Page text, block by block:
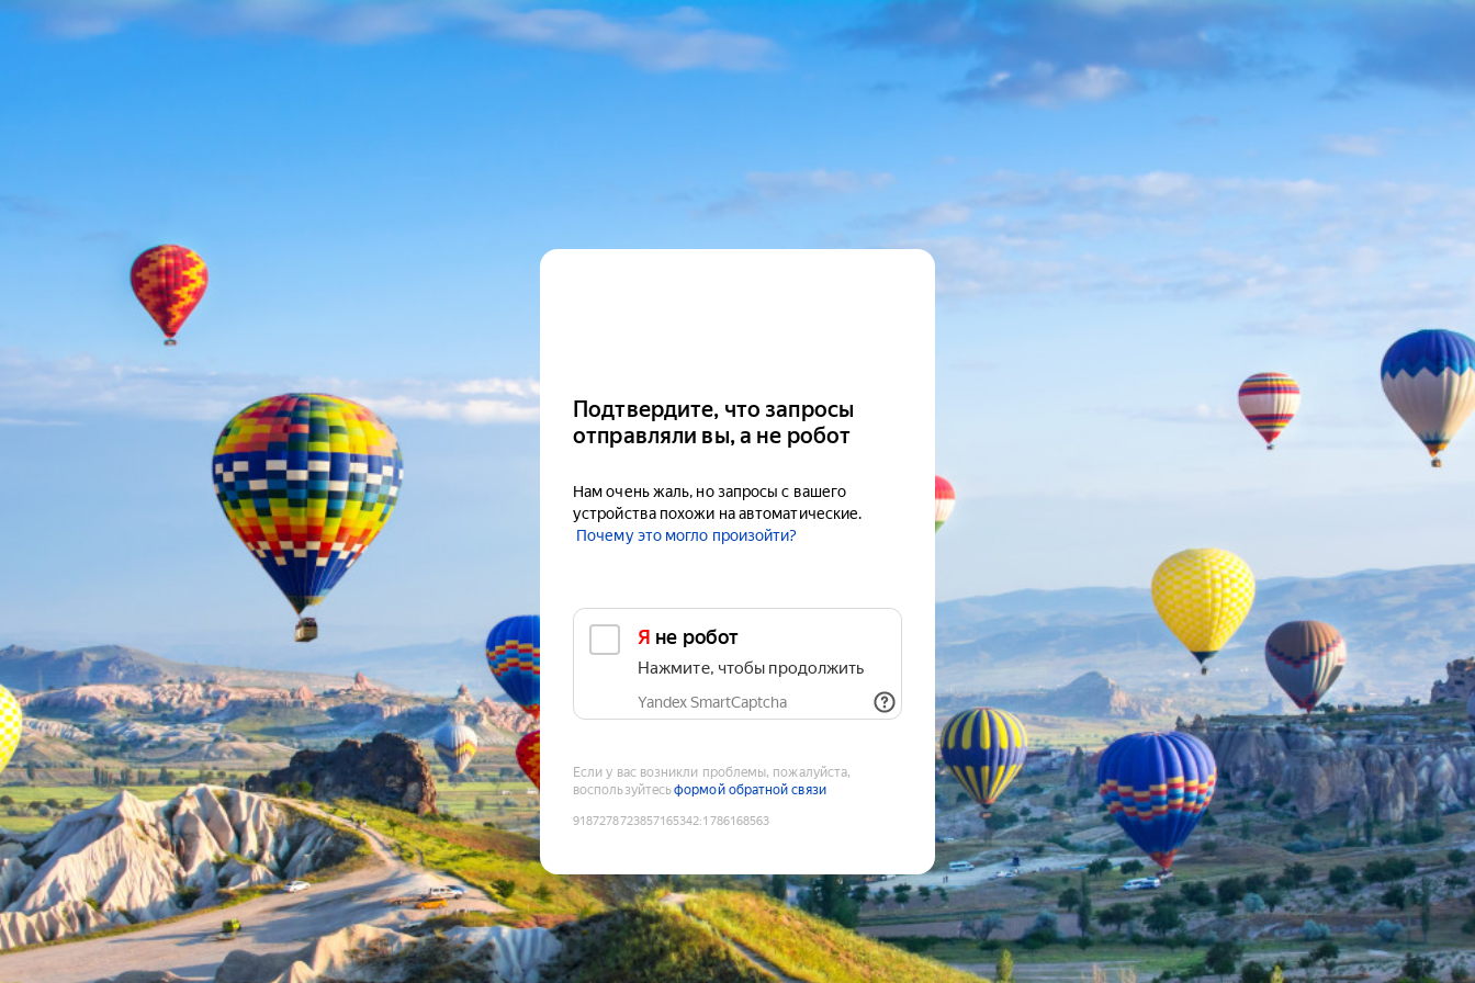
Подтвердите, что запросы
отправляли вы, а не робот
Нам очень жаль, но запросы с вашего
устройства похожи на автоматические.
Почему это могло произойти?
Я не робот
Нажмите, чтобы продолжить
Yandex SmartCaptcha
Если у вас возникли проблемы, пожалуйста,
воспользуйтесьформой обратной связи
9187278723857165342:1786168563